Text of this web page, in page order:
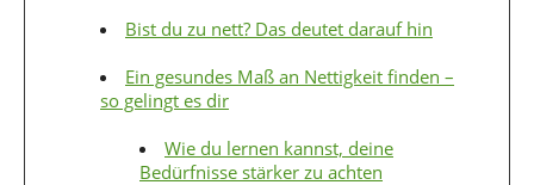
Bist du zu nett? Das deutet darauf hin
Ein gesundes Maß an Nettigkeit finden –
so gelingt es dir
Wie du lernen kannst, deine
Bedürfnisse stärker zu achten